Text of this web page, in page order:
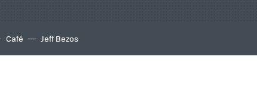
Café Jeff Bezos